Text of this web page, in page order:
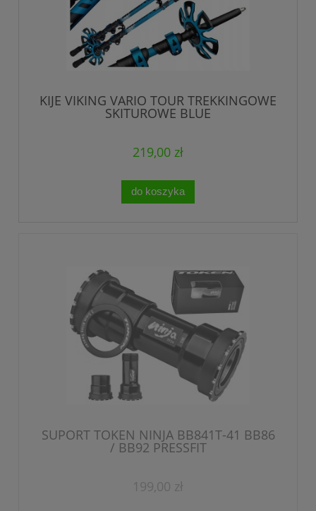
KIJE VIKING VARIO TOUR TREKKINGOWE
SKITUROWE BLUE
219,00 zł
do koszyka
SUPORT TOKEN NINJA BB841T-41 BB86
/ BB92 PRESSFIT
199,00 zł